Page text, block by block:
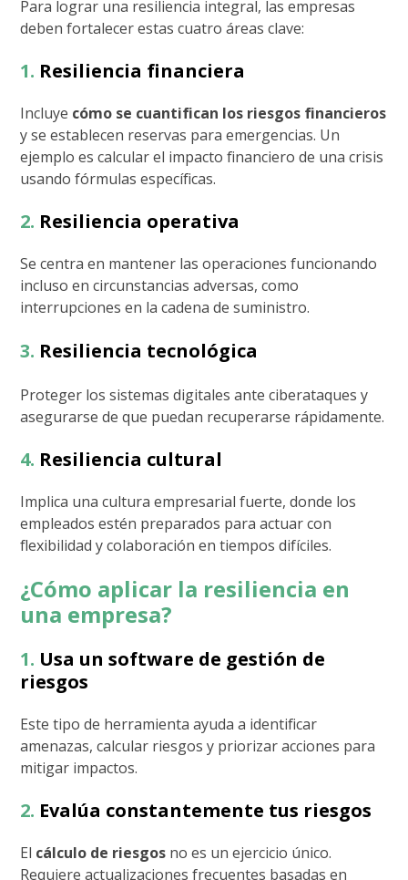
Para lograr una resiliencia integral, las empresas
deben fortalecer estas cuatro áreas clave:
1. Resiliencia financiera
Incluye cómo se cuantifican los riesgos financieros
y se establecen reservas para emergencias. Un
ejemplo es calcular el impacto financiero de una crisis
usando fórmulas específicas.
2. Resiliencia operativa
Se centra en mantener las operaciones funcionando
incluso en circunstancias adversas, como
interrupciones en la cadena de suministro.
3. Resiliencia tecnológica
Proteger los sistemas digitales ante ciberataques y
asegurarse de que puedan recuperarse rápidamente.
4. Resiliencia cultural
Implica una cultura empresarial fuerte, donde los
empleados estén preparados para actuar con
flexibilidad y colaboración en tiempos difíciles.
¿Cómo aplicar la resiliencia en
una empresa?
1. Usa un software de gestión de
riesgos
Este tipo de herramienta ayuda a identificar
amenazas, calcular riesgos y priorizar acciones para
mitigar impactos.
2. Evalúa constantemente tus riesgos
El cálculo de riesgos no es un ejercicio único.
Requiere actualizaciones frecuentes basadas en